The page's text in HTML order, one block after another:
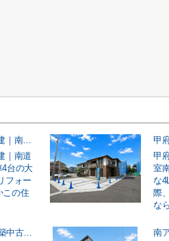
甲府市上今井町 内外装リフォーム中古戸建｜南道路・敷地約106坪・5LDK・LDK22帖・駐車4台の大型ファミリー住宅
｜南道
4台の大
フォー
この住
甲
室
な
際
な
中央市中楯 セキスイハイム施工の2018年築中古戸建｜太陽光パネル付きオール電化・5LDK＋納戸・駐車3台のファミリー向け住宅